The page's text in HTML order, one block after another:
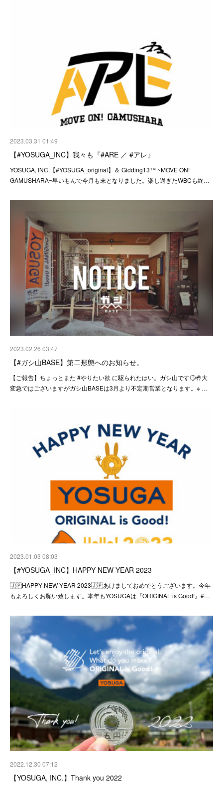
2023.03.31 01:49
【#YOSUGA_INC】我々も『#ARE ／ #アレ』
YOSUGA, INC.【#YOSUGA_original】＆ Gidding13™ ~MOVE ON!
GAMUSHARA~早いもんで今月も末となりました。楽し過ぎたWBCも終…
2023.02.26 03:47
【#ガシ山BASE】第二形態へのお知らせ。
【ご報告】ちょっとまた #やりたい欲 に駆られたはい。ガシ山です🙄🤚大
変急ではございますがガシ山BASEは3月より不定期営業となります。※ …
2023.01.03 08:03
【#YOSUGA_INC】HAPPY NEW YEAR 2023
🇯🇵HAPPY NEW YEAR 2023🇯🇵あけましておめでとうございます。今年
もよろしくお願い致します。本年もYOSUGAは『ORIGINAL is Good!』#…
2022.12.30 07:12
【YOSUGA, INC.】Thank you 2022